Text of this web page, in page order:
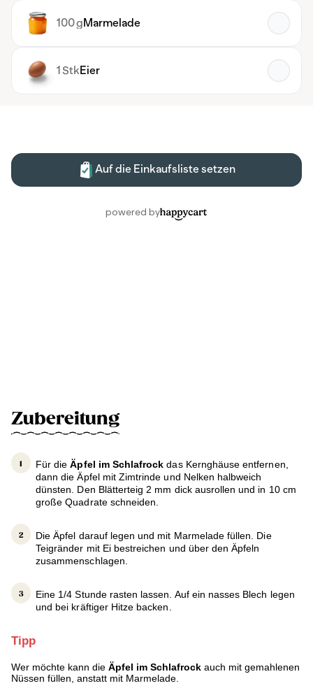
Zubereitung
Für dieÄpfel im Schlafrock das Kernghäuse entfernen,
dann die Äpfel mit Zimtrinde und Nelken halbweich
dünsten. Den Blätterteig 2 mm dick ausrollen und in 10 cm
große Quadrate schneiden.
Die Äpfel darauf legen und mit Marmelade füllen. Die
Teigränder mit Ei bestreichen und über den Äpfeln
zusammenschlagen.
Eine 1/4 Stunde rasten lassen. Auf ein nasses Blech legen
und bei kräftiger Hitze backen.
Tipp
Wer möchte kann die Äpfel im Schlafrock auch mit gemahlenen
Nüssen füllen, anstatt mit Marmelade.